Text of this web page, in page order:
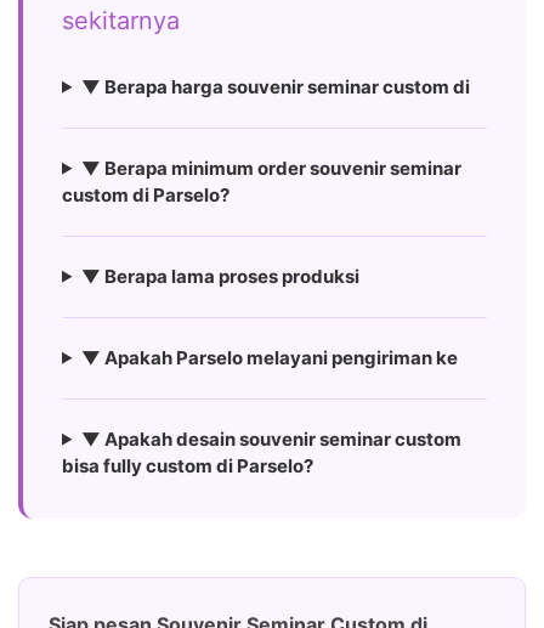
sekitarnya
▼ Berapa harga souvenir seminar custom di
▼ Berapa minimum order souvenir seminar
custom di Parselo?
▼ Berapa lama proses produksi
▼ Apakah Parselo melayani pengiriman ke
▼ Apakah desain souvenir seminar custom
bisa fully custom di Parselo?